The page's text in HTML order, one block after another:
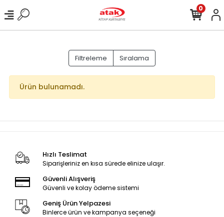
0
Filtreleme Sıralama
Ürün bulunamadı.
Hızlı Teslimat
Siparişleriniz en kısa sürede elinize ulaşır.
Güvenli Alışveriş
Güvenli ve kolay ödeme sistemi
Geniş Ürün Yelpazesi
Binlerce ürün ve kampanya seçeneği